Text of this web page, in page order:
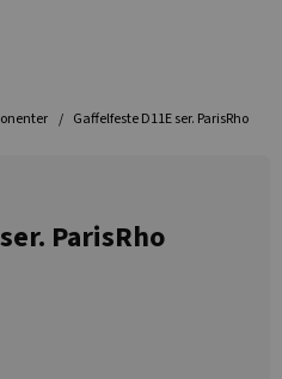
Gaffelfeste D11E ser. ParisRho
ParisRho